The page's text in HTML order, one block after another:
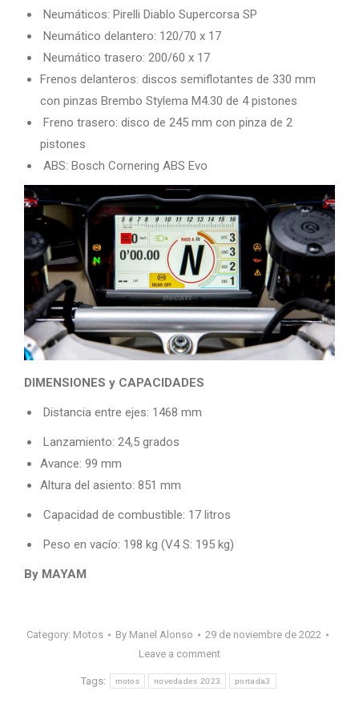
Neumáticos: Pirelli Diablo Supercorsa SP
Neumático delantero: 120/70 x 17
Neumático trasero: 200/60 x 17
Frenos delanteros: discos semiflotantes de 330 mm
con pinzas Brembo Stylema M4.30 de 4 pistones
Freno trasero: disco de 245 mm con pinza de 2
pistones
ABS: Bosch Cornering ABS Evo
DIMENSIONES y CAPACIDADES
Distancia entre ejes: 1468 mm
Lanzamiento: 24,5 grados
Avance: 99 mm
Altura del asiento: 851 mm
Capacidad de combustible: 17 litros
Peso en vacío: 198 kg (V4 S: 195 kg)
By MAYAM
Category: Motos By Manel Alonso
29 de noviembre de 2022
Leave a comment
Tags: motos novedades 2023 portada3